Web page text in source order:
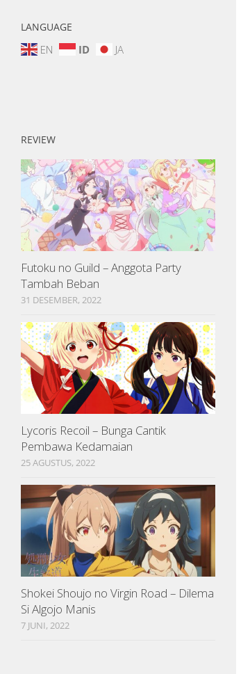
LANGUAGE
EN ID JA
REVIEW
Futoku no Guild – Anggota Party
Tambah Beban
31 DESEMBER, 2022
Lycoris Recoil – Bunga Cantik
Pembawa Kedamaian
25 AGUSTUS, 2022
Shokei Shoujo no Virgin Road – Dilema
Si Algojo Manis
7 JUNI, 2022